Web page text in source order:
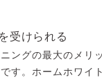
受けられる
ングの最大のメリ
す。ホームホワイ